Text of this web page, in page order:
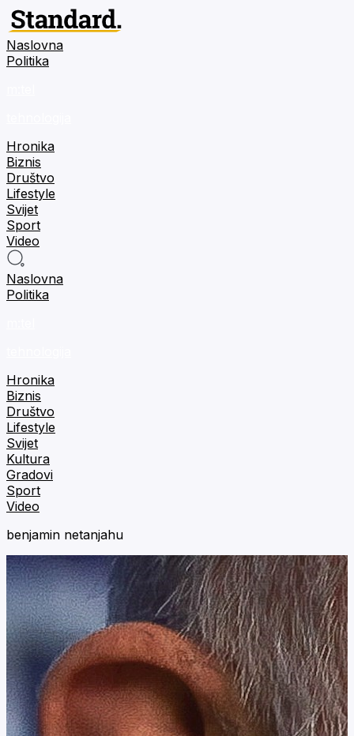
Naslovna
Politika
Hronika
Biznis
Društvo
Lifestyle
Svijet
Sport
Video
Naslovna
Politika
Hronika
Biznis
Društvo
Lifestyle
Svijet
Kultura
Gradovi
Sport
Video
benjamin netanjahu